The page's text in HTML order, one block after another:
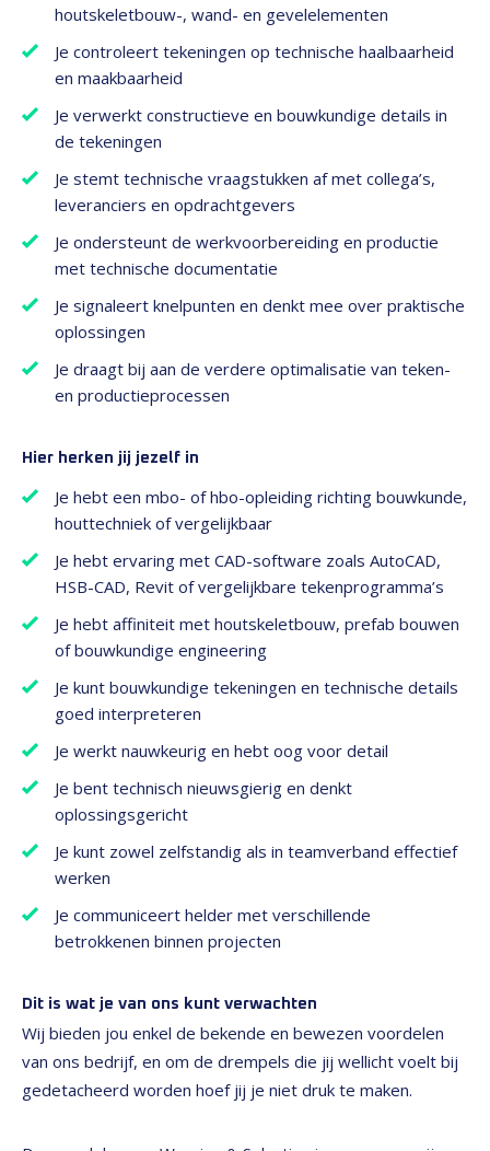
houtskeletbouw-, wand- en gevelelementen
Je controleert tekeningen op technische haalbaarheid
en maakbaarheid
Je verwerkt constructieve en bouwkundige details in
de tekeningen
Je stemt technische vraagstukken af met collega’s,
leveranciers en opdrachtgevers
Je ondersteunt de werkvoorbereiding en productie
met technische documentatie
Je signaleert knelpunten en denkt mee over praktische
oplossingen
Je draagt bij aan de verdere optimalisatie van teken-
en productieprocessen
Hier herken jij jezelf in
Je hebt een mbo- of hbo-opleiding richting bouwkunde,
houttechniek of vergelijkbaar
Je hebt ervaring met CAD-software zoals AutoCAD,
HSB-CAD, Revit of vergelijkbare tekenprogramma’s
Je hebt affiniteit met houtskeletbouw, prefab bouwen
of bouwkundige engineering
Je kunt bouwkundige tekeningen en technische details
goed interpreteren
Je werkt nauwkeurig en hebt oog voor detail
Je bent technisch nieuwsgierig en denkt
oplossingsgericht
Je kunt zowel zelfstandig als in teamverband effectief
werken
Je communiceert helder met verschillende
betrokkenen binnen projecten
Dit is wat je van ons kunt verwachten
Wij bieden jou enkel de bekende en bewezen voordelen
van ons bedrijf, en om de drempels die jij wellicht voelt bij
gedetacheerd worden hoef jij je niet druk te maken.